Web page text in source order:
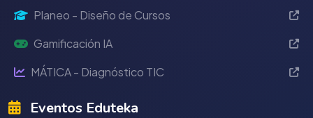
Planeo - Diseño de Cursos
Gamificación IA
MÁTICA - Diagnóstico TIC
Eventos Eduteka